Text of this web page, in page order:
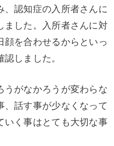
認知症の入所者さんに
した。
入所者さんに対
顔を合わせるからといっ
しました。
うがなかろうが変わらな
、話す事が少なくなって
いく事はとても大切な事